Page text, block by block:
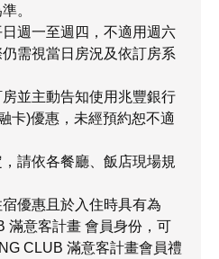
。
週一至週四，不適用週六
需視當日房況及依訂房系
並主動告知使用兆豐銀行
卡)優惠，未經預約恕不適
請依各餐廳、飯店現場規
優惠且於入住時具有為
滿意客計畫 會員身份，可
CLUB 滿意客計畫會員禮